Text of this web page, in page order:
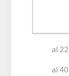
diluire
al
al